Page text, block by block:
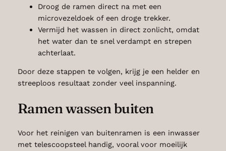
Droog de ramen direct na met een
microvezeldoek of een droge trekker.
Vermijd het wassen in direct zonlicht, omdat
het water dan te snel verdampt en strepen
achterlaat.
Door deze stappen te volgen, krijg je een helder en
streeploos resultaat zonder veel inspanning.
Ramen wassen buiten
Voor het reinigen van buitenramen is een inwasser
met telescoopsteel handig, vooral voor moeilijk